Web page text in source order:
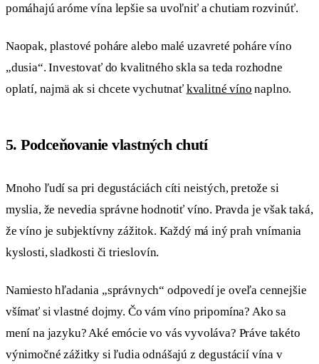
pomáhajú aróme vína lepšie sa uvoľniť a chutiam rozvinúť.
Naopak, plastové poháre alebo malé uzavreté poháre víno
„dusia“. Investovať do kvalitného skla sa teda rozhodne
oplatí, najmä ak si chcete vychutnať kvalitné víno naplno.
5. Podceňovanie vlastných chutí
Mnoho ľudí sa pri degustáciách cíti neistých, pretože si
myslia, že nevedia správne hodnotiť víno. Pravda je však taká,
že víno je subjektívny zážitok. Každý má iný prah vnímania
kyslosti, sladkosti či trieslovín.
Namiesto hľadania „správnych“ odpovedí je oveľa cennejšie
všímať si vlastné dojmy. Čo vám víno pripomína? Ako sa
mení na jazyku? Aké emócie vo vás vyvoláva? Práve takéto
výnimočné zážitky si ľudia odnášajú z degustácií vína v